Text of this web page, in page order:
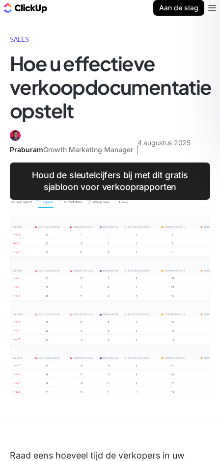
Aan de slag
SALES
Hoe u effectieve
verkoopdocumentatie
opstelt
PraburamGrowth Marketing Manager
4 augustus 2025
Houd de sleutelcijfers bij met dit gratis
sjabloon voor verkooprapporten
Raad eens hoeveel tijd de verkopers in uw